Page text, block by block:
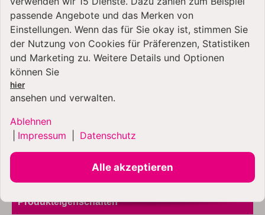
Artisan 4,8 Liter 5KSM150
Artisan 4,8 Liter 5KSM156
Artisan 4,8 Liter 5KSM175PS
Artisan
Artisan 4,8 Liter
Artisan By You
Artisan 4,8 Liter 5KSM195PS
Produkteigenschaften
passende Angebote und das Merken von
Einstellungen. Wenn das für Sie okay ist, stimmen Sie
der Nutzung von Cookies für Präferenzen, Statistiken
und Marketing zu. Weitere Details und Optionen
können Sie
hier
ansehen und verwalten.
Ablehnen
Impressum Datenschutz
Alle akzeptieren